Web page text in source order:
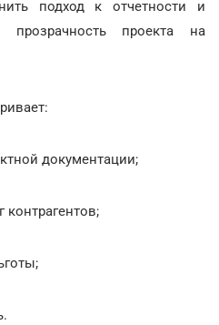
подход к отчетности и
прозрачность проекта на
документации;